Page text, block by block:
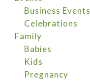
Business Events
Celebrations
Family
Babies
Kids
Pregnancy